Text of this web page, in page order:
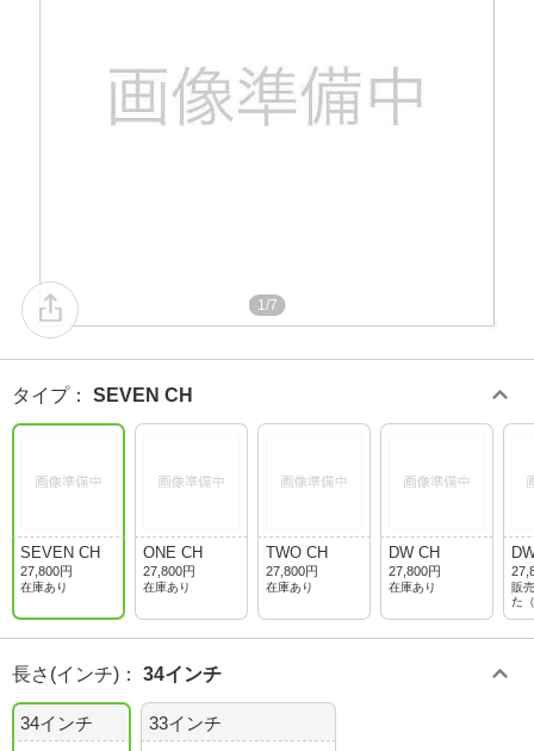
1/7
タイプ： SEVEN CH
SEVEN CH
27,800円
在庫あり
ONE CH
27,800円
在庫あり
TWO CH
27,800円
在庫あり
DW CH
27,800円
在庫あり
販
た
長さ(インチ) ： 34インチ
34インチ 33インチ